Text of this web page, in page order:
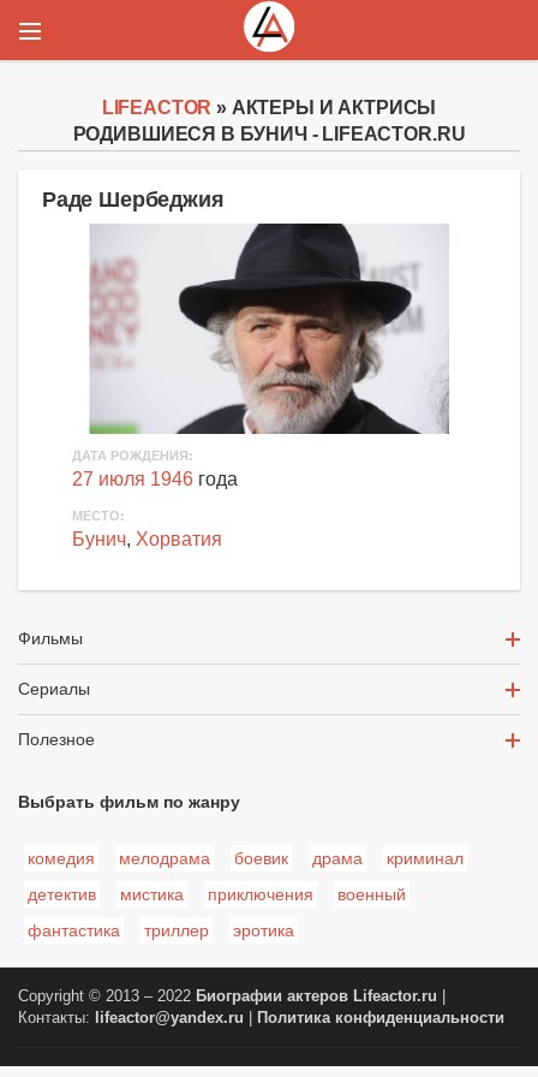
LIFEACTOR » АКТЕРЫ И АКТРИСЫ
РОДИВШИЕСЯ В БУНИЧ - LIFEACTOR.RU
Раде Шербеджия
ДАТА РОЖДЕНИЯ:
27 июля 1946 года
МЕСТО:
Бунич, Хорватия
Фильмы
Сериалы
Полезное
Выбрать фильм по жанру
комедия мелодрама боевик драма
криминал
детектив
мистика приключения
военный
фантастика
триллер эротика
Copyright © 2013 – 2022 Биографии актеров Lifeactor.ru
Контакты:
lifeactor@yandex.ru Политика конфиденциальности